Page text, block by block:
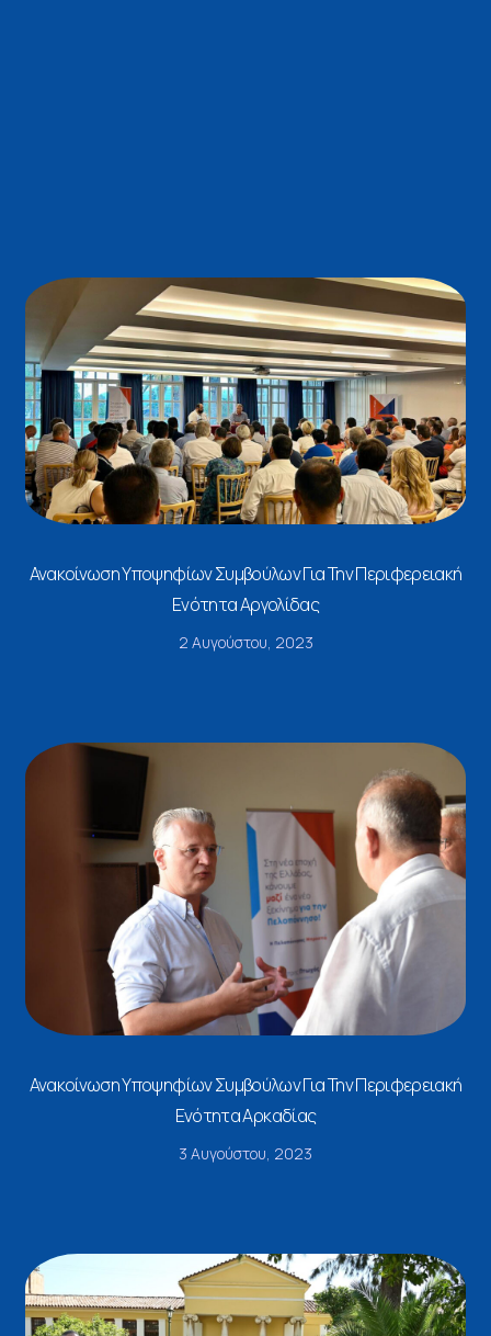
Ανακοίνωση Υποψηφίων Συμβούλων Για Την Περιφερειακή
Ενότητα Αργολίδας
2 Αυγούστου, 2023
Ανακοίνωση Υποψηφίων Συμβούλων Για Την Περιφερειακή
Ενότητα Αρκαδίας
3 Αυγούστου, 2023